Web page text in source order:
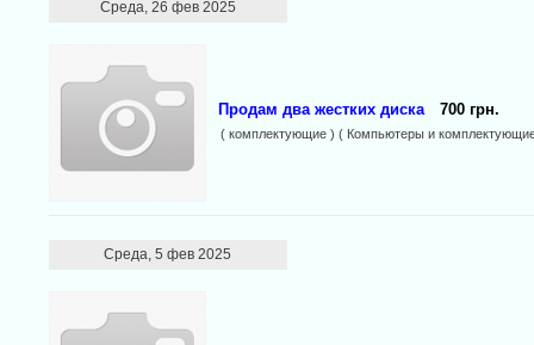
Среда, 26 фев 2025
Продам два жестких диска 700 грн.
( комплектующие ) ( Компьютеры и
Среда, 5 фев 2025